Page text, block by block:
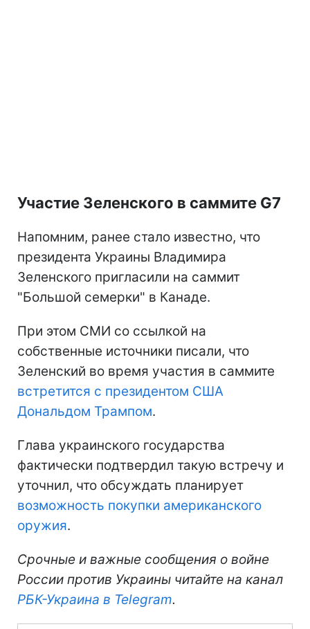
Участие Зеленского в саммите G7
Напомним, ранее стало известно, что
президента Украины Владимира
Зеленского пригласили на саммит
"Большой семерки" в Канаде.
При этом СМИ со ссылкой на
собственные источники писали, что
Зеленский во время участия в саммите
встретится с президентом США
Дональдом Трампом.
Глава украинского государства
фактически подтвердил такую встречу и
уточнил, что обсуждать планирует
возможность покупки американского
оружия.
Срочные и важные сообщения о войне
России против Украины читайте на канал
РБК-Украина в Telegram.